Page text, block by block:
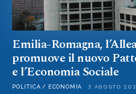
Emilia-Romagna,
promuove il nuovo
e l’Economia Sociale
POLITICA / ECONOMIA 3 AGOSTO